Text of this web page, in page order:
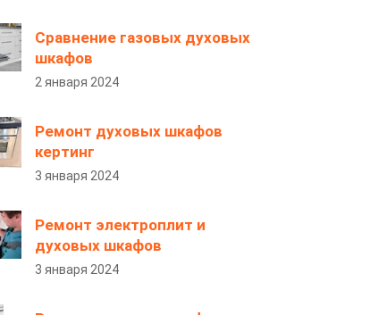
Сравнение газовых духовых
шкафов
2 января 2024
Ремонт духовых шкафов
кертинг
3 января 2024
Ремонт электроплит и
духовых шкафов
3 января 2024